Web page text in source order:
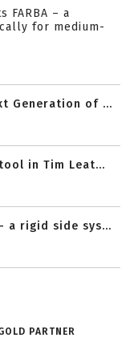
FARBA – a
for medium-
Generation of ...
in Tim Leat...
a rigid side sys...
PARTNER